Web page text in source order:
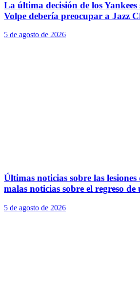
La última decisión de los
Volpe debería preocupar a Jazz
5 de agosto de 2026
Últimas noticias sobre las lesiones
malas noticias sobre el regreso
5 de agosto de 2026